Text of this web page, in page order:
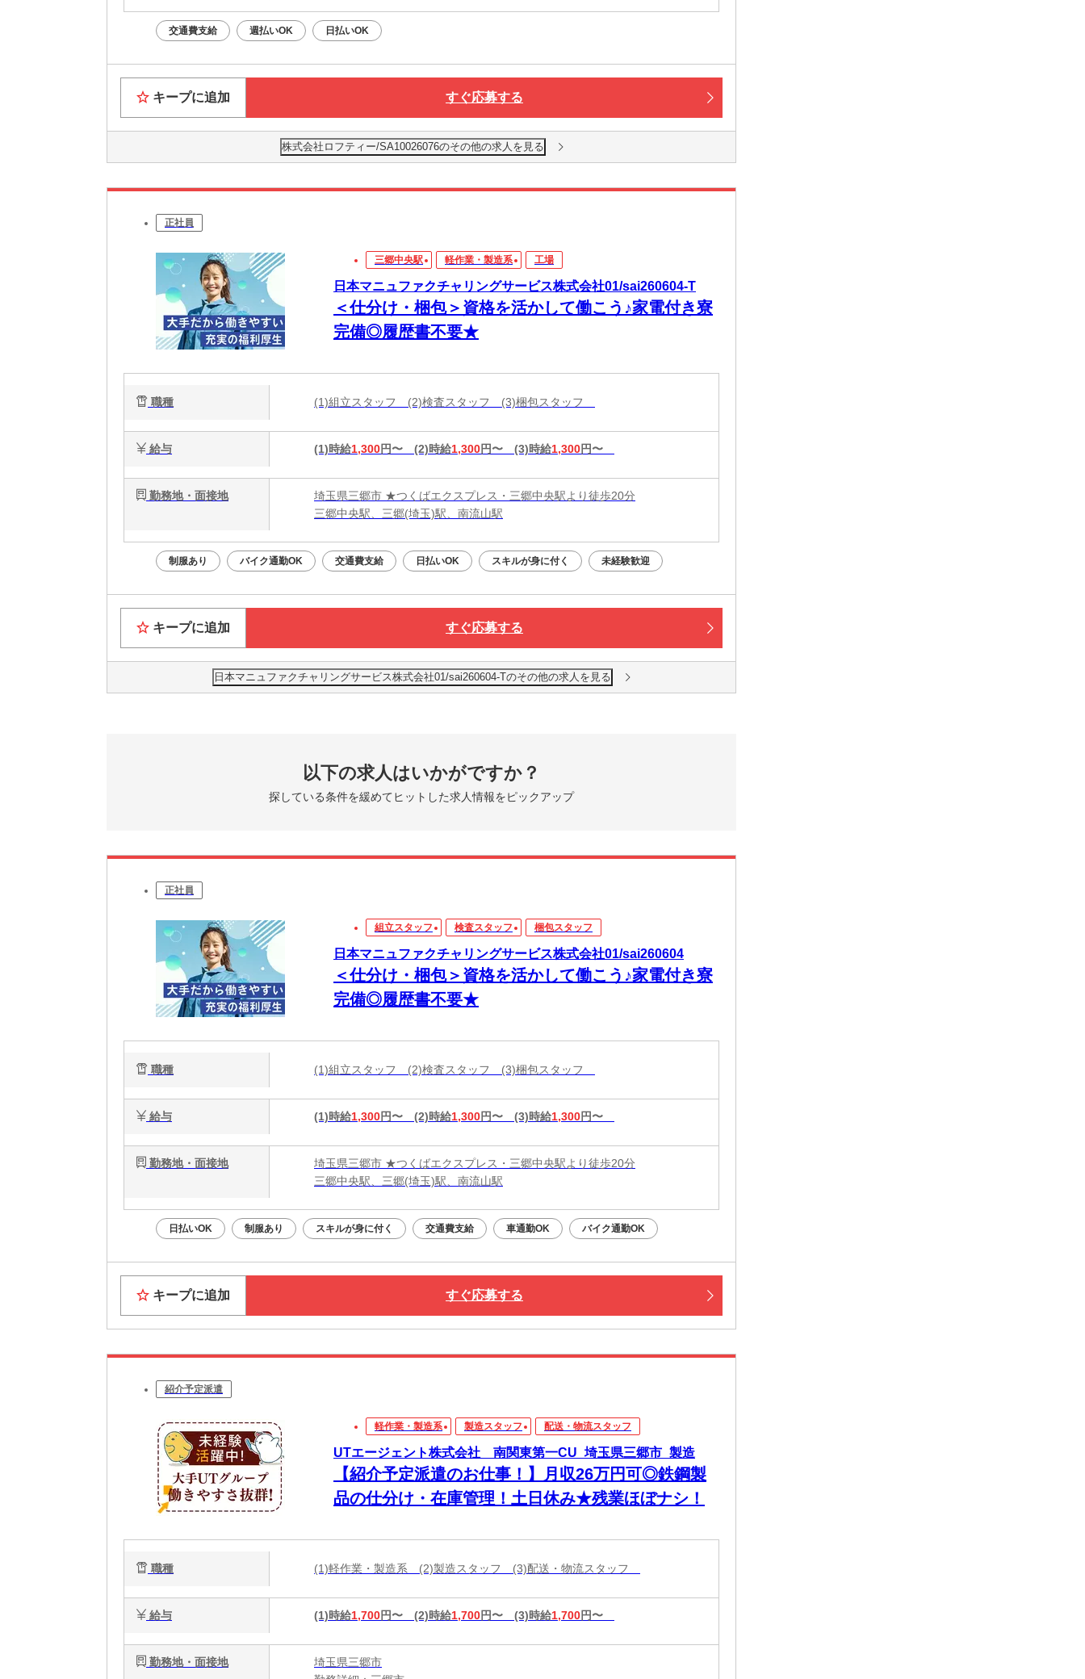
交通費支給 週払いOK 日払いOK
キープに追加 すぐ応募する
株式会社ロフティー/SA10026076のその他の求人を見る
正社員
三郷中央駅 軽作業・製造系 工場
日本マニュファクチャリングサービス株式会社01/sai260604-T
＜仕分け・梱包＞資格を活かして働こう♪家電付き寮
完備◎履歴書不要★
職種 (1)組立スタッフ (2)検査スタッフ (3)梱包スタッフ
給与 (1)時給1,300円〜 (2)時給1,300円〜 (3)時給1,300円〜
勤務地・面接地
埼玉県三郷市 ★つくばエクスプレス・三郷中央駅より徒歩20分
三郷中央駅、三郷(埼玉)駅、南流山駅
制服あり バイク通勤OK 交通費支給 日払いOK スキルが身に付く 未経験歓迎
キープに追加 すぐ応募する
日本マニュファクチャリングサービス株式会社01/sai260604-Tのその他の求人を見る
以下の求人はいかがですか？
探している条件を緩めてヒットした求人情報をピックアップ
正社員
組立スタッフ 検査スタッフ 梱包スタッフ
日本マニュファクチャリングサービス株式会社01/sai260604
＜仕分け・梱包＞資格を活かして働こう♪家電付き寮
完備◎履歴書不要★
職種 (1)組立スタッフ (2)検査スタッフ (3)梱包スタッフ
給与 (1)時給1,300円〜 (2)時給1,300円〜 (3)時給1,300円〜
勤務地・面接地
埼玉県三郷市 ★つくばエクスプレス・三郷中央駅より徒歩20分
三郷中央駅、三郷(埼玉)駅、南流山駅
日払いOK 制服あり スキルが身に付く 交通費支給 車通勤OK バイク通勤OK
キープに追加 すぐ応募する
紹介予定派遣
軽作業・製造系 製造スタッフ 配送・物流スタッフ
UTエージェント株式会社 南関東第一CU_埼玉県三郷市_製造
【紹介予定派遣のお仕事！】月収26万円可◎鉄鋼製
品の仕分け・在庫管理！土日休み★残業ほぼナシ！
職種 (1)軽作業・製造系 (2)製造スタッフ (3)配送・物流スタッフ
給与 (1)時給1,700円〜 (2)時給1,700円〜 (3)時給1,700円〜
勤務地・面接地
埼玉県三郷市